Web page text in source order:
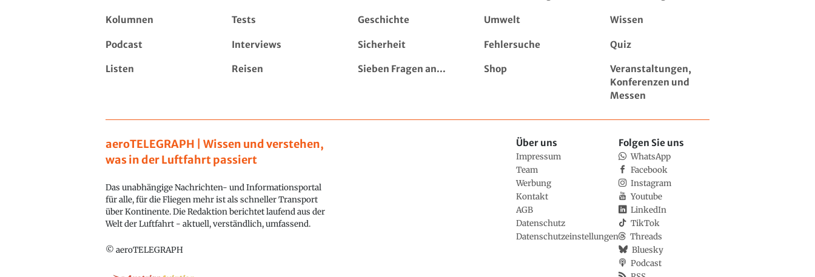
Kolumnen Tests Geschichte Umwelt Wissen
Podcast Interviews Sicherheit Fehlersuche Quiz
Listen Reisen Sieben Fragen an... Shop
Veranstaltungen,
Konferenzen und
Messen
aeroTELEGRAPH | Wissen und verstehen,
was in der Luftfahrt passiert
Das unabhängige Nachrichten- und Informationsportal
für alle, für die Fliegen mehr ist als schneller Transport
über Kontinente. Die Redaktion berichtet laufend aus der
Welt der Luftfahrt - aktuell, verständlich, umfassend.
© aeroTELEGRAPH
Über uns
Impressum
Team
Werbung
Kontakt
AGB
Datenschutz
Datenschutzeinstellungen
Folgen Sie uns
WhatsApp
Facebook
Instagram
Youtube
LinkedIn
TikTok
Threads
Bluesky
Podcast